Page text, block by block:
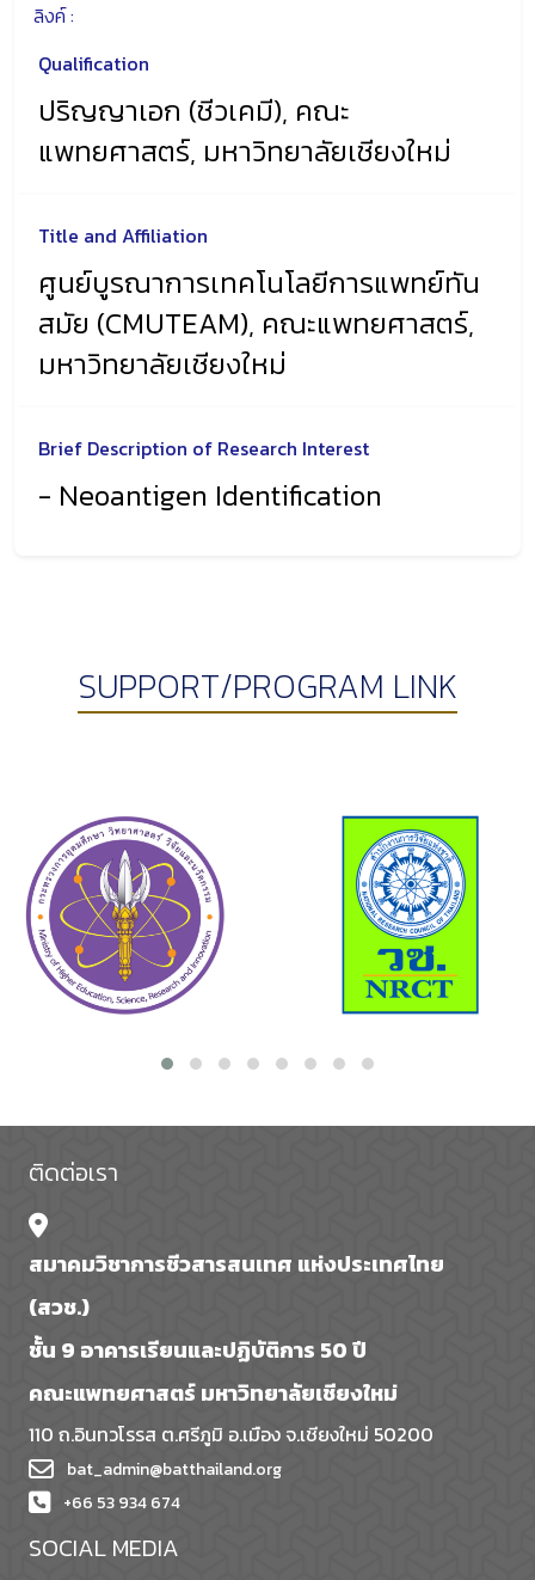
ลิงค์ :
Qualification
ปริญญาเอก (ชีวเคมี), คณะ
แพทยศาสตร์, มหาวิทยาลัยเชียงใหม่
Title and Affiliation
ศูนย์บูรณาการเทคโนโลยีการแพทย์ทัน
สมัย (CMUTEAM), คณะแพทยศาสตร์,
มหาวิทยาลัยเชียงใหม่
Brief Description of Research Interest
- Neoantigen Identification
SUPPORT/PROGRAM LINK
ติดต่อเรา
สมาคมวิชาการชีวสารสนเทศ แห่งประเทศไทย
(สวช.)
ชั้น 9 อาคารเรียนและปฏิบัติการ 50 ปี
คณะแพทยศาสตร์ มหาวิทยาลัยเชียงใหม่
110 ถ.อินทวโรรส ต.ศรีภูมิ อ.เมือง จ.เชียงใหม่ 50200
bat_admin@batthailand.org
+66 53 934 674
SOCIAL MEDIA